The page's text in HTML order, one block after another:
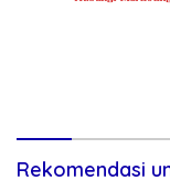
Rekomendasi